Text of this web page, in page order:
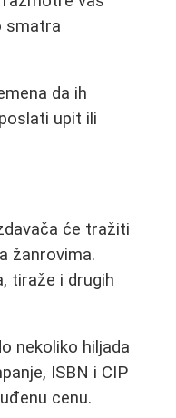
smatra
da ih
upit ili
će tražiti
žanrovima.
tiraže i drugih
nekoliko hiljada
ISBN i CIP
cenu.